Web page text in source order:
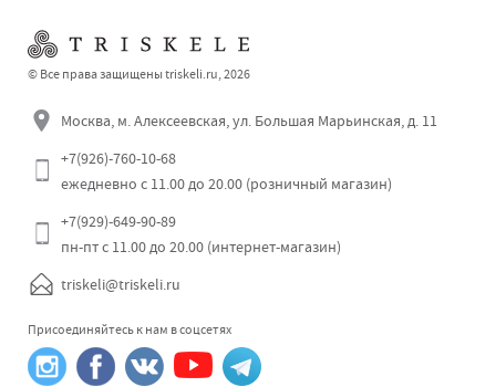
© Все права защищены triskeli.ru, 2026
Москва, м. Алексеевская, ул. Большая Марьинская, д. 11
+7(926)-760-10-68
ежедневно с 11.00 до 20.00 (розничный магазин)
+7(929)-649-90-89
пн-пт с 11.00 до 20.00 (интернет-магазин)
triskeli@triskeli.ru
Присоединяйтесь к нам в соцсетях